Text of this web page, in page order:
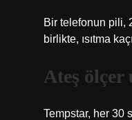
Bir telefonun pili,
birlikte, ısıtma
Ateş ölçer
Tempstar, her 30